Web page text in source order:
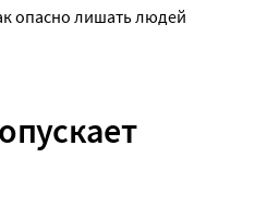
опасно лишать людей